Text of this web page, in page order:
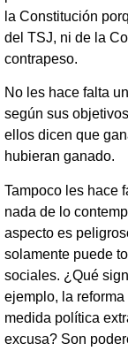
la Constitución
del TSJ, ni de la
contrapeso.
No les hace falta
según sus
ellos dicen que
hubieran ganado.
Tampoco les hace
nada de lo
aspecto es
solamente puede
sociales. ¿Qué
ejemplo, la
medida política
excusa? Son